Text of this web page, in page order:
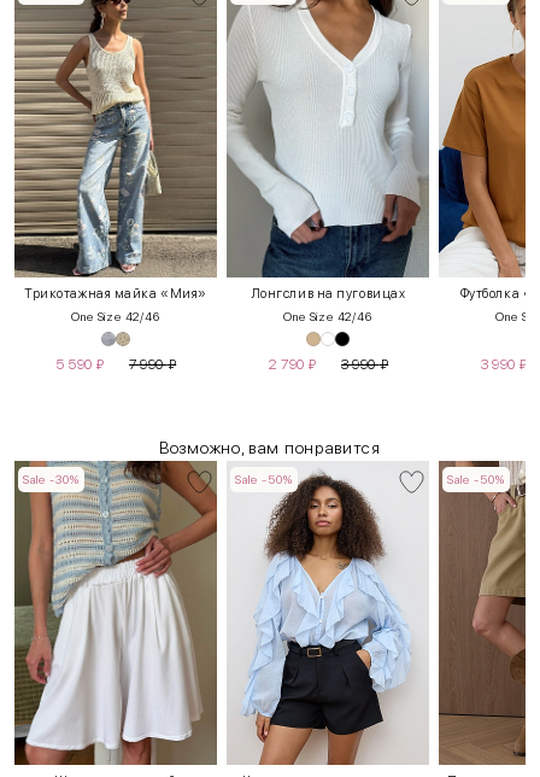
Трикотажная майка «Мия»
One Size 42/46
5 590 ₽ 7 990₽
Лонгслив на пуговицах
One Size 42/46
2 790 ₽ 3 990₽
Футболка
One
3 990 ₽
Возможно, вам понравится
Sale -30% Sale -50% Sale -50%